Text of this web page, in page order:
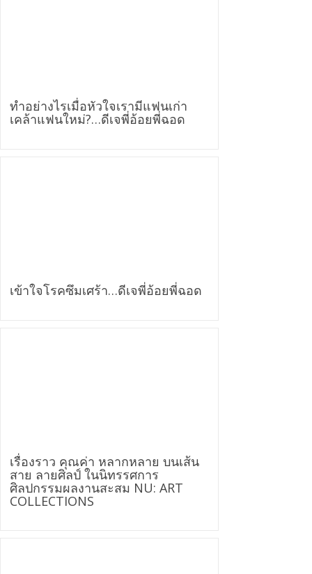
ทำอย่างไรเมื่อหัวใจเรามีแฟนเก่า
เคล้าแฟนใหม่?…ดีเจพี่อ้อยพี่ฉอด
เข้าใจโรคซึมเศร้า…ดีเจพี่อ้อยพี่ฉอด
เรื่องราว คุณค่า หลากหลาย บนเส้น
สาย ลายศิลป์ ในนิทรรศการ
ศิลปกรรมผลงานสะสม NU: ART
COLLECTIONS